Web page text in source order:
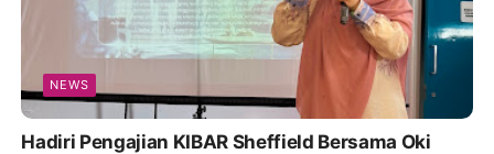
NEWS
Hadiri Pengajian KIBAR Sheffield Bersama Oki